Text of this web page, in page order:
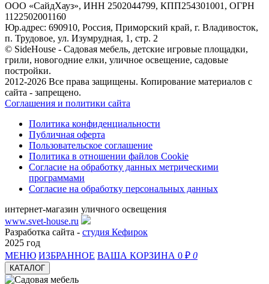
ООО «СайдХауз», ИНН 2502044799, КПП254301001, ОГРН
1122502001160
Юр.адрес: 690910, Россия, Приморский край, г. Владивосток,
п. Трудовое, ул. Изумрудная, 1, стр. 2
© SideHouse - Садовая мебель, детские игровые площадки,
грили, новогодние елки, уличное освещение, садовые
постройки.
2012-2026 Все права защищены. Копирование материалов с
сайта - запрещено.
Соглашения и политики сайта
Политика конфиденциальности
Публичная оферта
Пользовательское соглашение
Политика в отношении файлов Cookie
Согласие на обработку данных метрическими
программами
Согласие на обработку персональных данных
интернет-магазин уличного освещения
www.svet-house.ru
Разработка сайта - студия Кефирок
2025 год
МЕНЮ ИЗБРАННОЕ ВАША КОРЗИНА 0 ₽ 0
КАТАЛОГ